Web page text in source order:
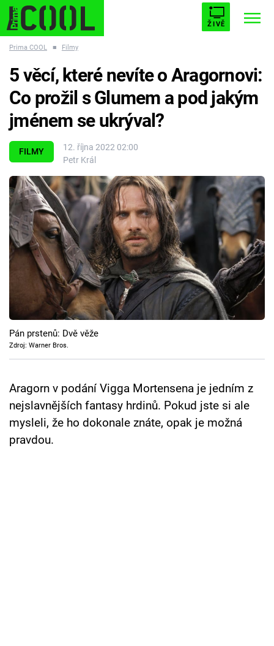
ŽIVĚ
ESCAPE PLNEJ KOTEL AVENGERS 5
Témata
Filmy
Seriály
Hry
Cool Esport
Pořady
TV Program
Přihlášení
Prima COOL ■ Filmy
FILMY
12. října 2022 02:00
Petr Král
5 věcí, které nevíte o Aragornovi:
Co prožil s Glumem a pod jakým
jménem se ukrýval?
Pán prstenů: Dvě věže
Zdroj: Warner Bros.
Aragorn v podání Vigga Mortensena je jedním z
nejslavnějších fantasy hrdinů. Pokud jste si ale
mysleli, že ho dokonale znáte, opak je možná
pravdou.